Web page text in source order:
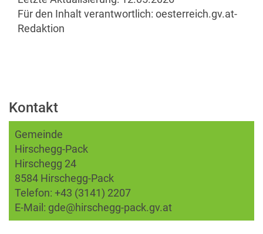
Für den Inhalt verantwortlich: oesterreich.gv.at-
Redaktion
Kontakt
Gemeinde
Hirschegg-Pack
Hirschegg 24
8584 Hirschegg-Pack
Telefon: +43 (3141) 2207
E-Mail: gde@hirschegg-pack.gv.at